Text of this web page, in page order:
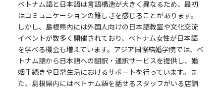
ベトナム語と日本語は言語構造が大きく異なるため、最初
はコミュニケーションの難しさを感じることがあります。
しかし、島根県内には外国人向けの日本語教室や文化交流
イベントが数多く開催されており、ベトナム女性が日本語
を学べる機会も増えています。アジア国際結婚学院では、ベ
トナム語から日本語への翻訳・通訳サービスを提供し、婚
姻手続きや日常生活におけるサポートを行っています。ま
た、島根県内にはベトナム語を話せるスタッフがいる店舗